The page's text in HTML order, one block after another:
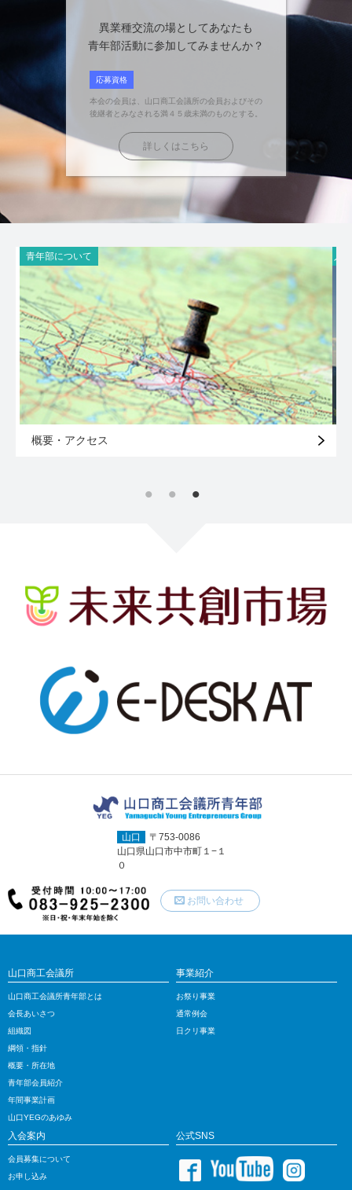
異業種交流の場としてあなたも
青年部活動に参加してみませんか？
応募資格
本会の会員は、山口商工会議所の会員およびその
後継者とみなされる満４５歳未満のものとする。
詳しくはこちら
青年部について
概要・アクセス
山口
〒753-0086
山口県山口市中市町１−１
０
お問い合わせ
山口商工会議所
山口商工会議所青年部とは
会長あいさつ
組織図
綱領・指針
概要・所在地
青年部会員紹介
年間事業計画
山口YEGのあゆみ
事業紹介
お祭り事業
通常例会
日クリ事業
入会案内
会員募集について
お申し込み
公式SNS